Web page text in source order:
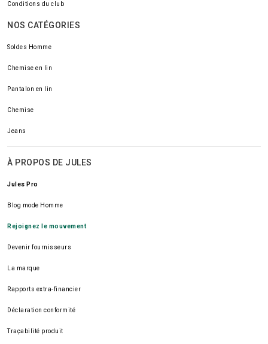
Conditions du club
NOS CATÉGORIES
Soldes Homme
Chemise en lin
Pantalon en lin
Chemise
Jeans
À PROPOS DE JULES
Jules Pro
Blog mode Homme
Rejoignez le mouvement
Devenir fournisseurs
La marque
Rapports extra-financier
Déclaration conformité
Traçabilité produit